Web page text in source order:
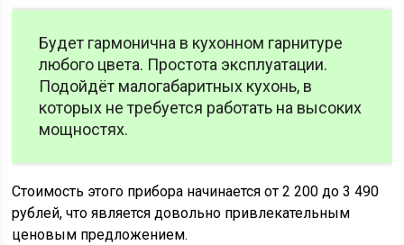
Будет гармонична в кухонном гарнитуре
любого цвета. Простота эксплуатации.
Подойдёт малогабаритных кухонь, в
которых не требуется работать на высоких
мощностях.
Стоимость этого прибора начинается от 2 200 до 3 490
рублей, что является довольно привлекательным
ценовым предложением.